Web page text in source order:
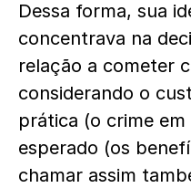
Dessa forma, sua
concentrava na
relação a cometer
considerando o
prática (o crime
esperado (os
chamar assim